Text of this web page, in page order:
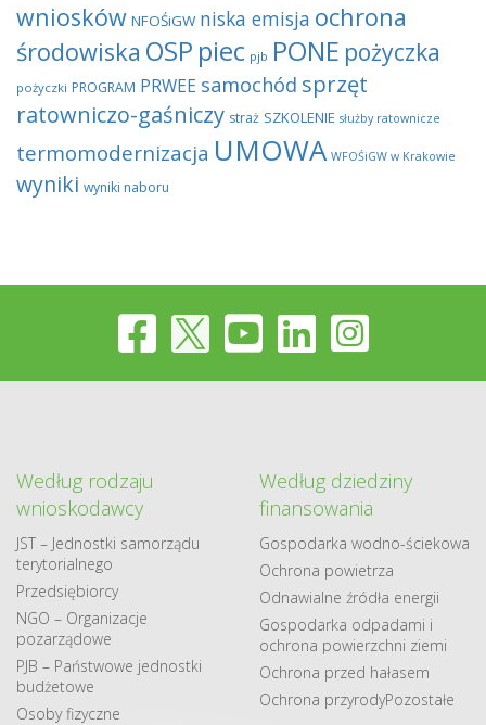
wniosków NFOŚiGW niska emisja ochrona
środowiska OSP piec pjb PONE pożyczka
pożyczki PROGRAM PRWEE samochód sprzęt
ratowniczo-gaśniczy straż SZKOLENIE służby ratownicze
termomodernizacja UMOWA WFOŚiGW w Krakowie
wyniki wyniki naboru
Według rodzaju
wnioskodawcy
JST – Jednostki samorządu
terytorialnego
Przedsiębiorcy
NGO – Organizacje
pozarządowe
PJB – Państwowe jednostki
budżetowe
Osoby fizyczne
Według dziedziny
finansowania
Gospodarka​ wodno​-ściekowa
Ochrona powietrza
Odnawialne​ źródła​ energii
Gospodarka odpadami i
ochrona powierzchni ziemi
Ochrona przed hałasem
Ochrona przyrodyPozostałe